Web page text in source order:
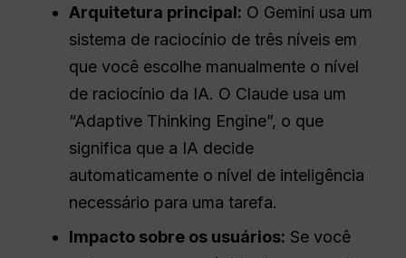
Arquitetura principal: O Gemini usa um
sistema de raciocínio de três níveis em
que você escolhe manualmente o nível
de raciocínio da IA. O Claude usa um
“Adaptive Thinking Engine”, o que
significa que a IA decide
automaticamente o nível de inteligência
necessário para uma tarefa.
Impacto sobre os usuários: Se você